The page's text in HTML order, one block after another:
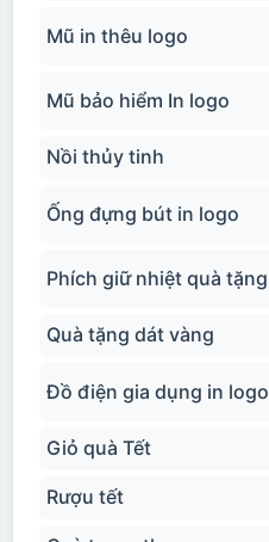
Mũ in thêu logo
Mũ bảo hiểm In logo
Nồi thủy tinh
Ống đựng bút in logo
Phích giữ nhiệt quà tặng
Quà tặng dát vàng
Đồ điện gia dụng in logo
Giỏ quà Tết
Rượu tết